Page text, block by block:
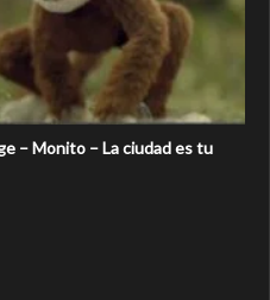
– Monito – La ciudad es tu